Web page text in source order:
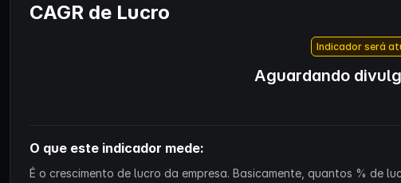
CAGR de Lucro
Indicador será
Aguardando
O que este indicador mede:
É o crescimento de lucro da empresa. Basicamente, quantos % de